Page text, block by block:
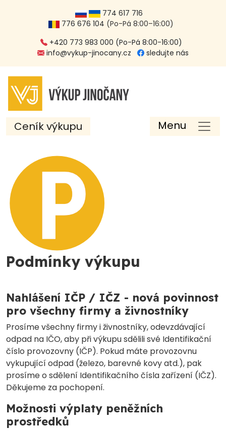
774 617 716
776 676 104 (Po-Pá 8:00–16:00)
+420 773 983 000 (Po-Pá 8:00-16:00)
info@vykup-jinocany.cz
sledujte nás
Ceník výkupu Menu
Podmínky výkupu
Nahlášení IČP / IČZ - nová povinnost
pro všechny firmy a živnostníky
Prosíme všechny firmy i živnostníky, odevzdávající
odpad na IČO, aby při výkupu sdělili své Identifikační
číslo provozovny (IČP). Pokud máte provozovnu
vykupující odpad (železo, barevné kovy atd.), pak
prosíme o sdělení Identifikačního čísla zařízení (IČZ).
Děkujeme za pochopení.
Možnosti výplaty peněžních
prostředků